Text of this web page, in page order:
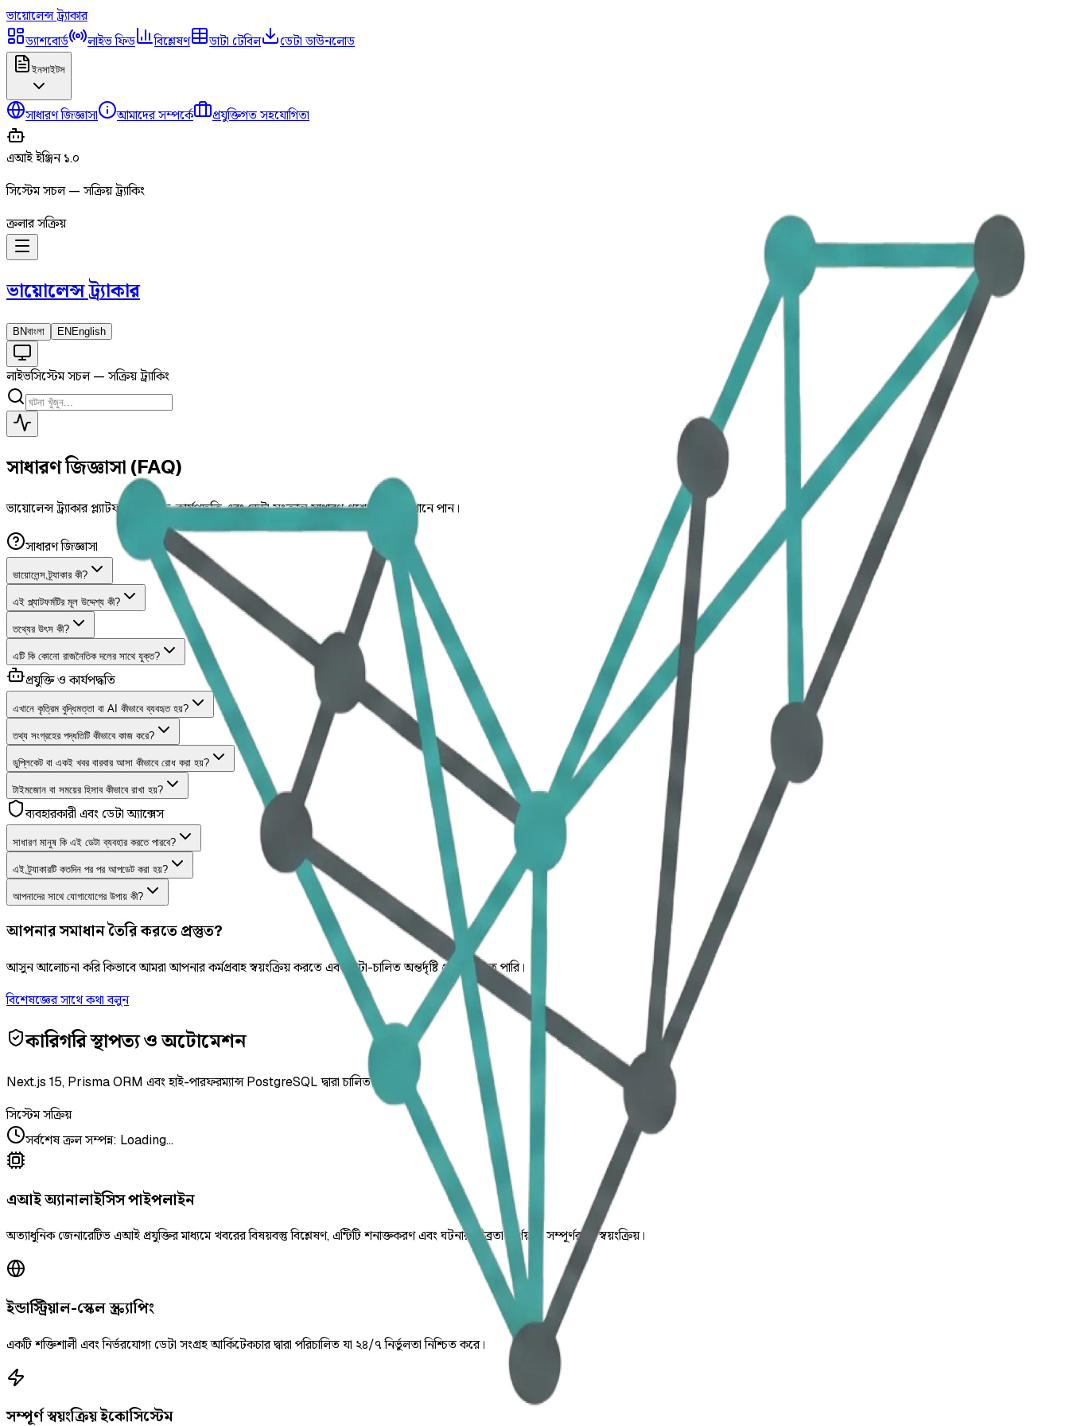
ভায়োলেন্সট্র্যাকার
ড্যাশবোর্ড
লাইভ ফিড বিশ্লেষণ ডাটা টেবিল ডেটা ডাউনলোড
ইনসাইটস
সাধারণ জিজ্ঞাসা আমাদের সম্পর্কে প্রযুক্তিগত সহযোগিতা
এআই ইঞ্জিন ১.০
সিস্টেম সচল — সক্রিয় ট্র্যাকিং
ক্রলার সক্রিয়
ভায়োলেন্সট্র্যাকার
BNবাংলা EN English
লাইভসিস্টেম সচল — সক্রিয় ট্র্যাকিং
সাধারণ জিজ্ঞাসা (FAQ)
ভায়োলেন্স ট্র্যাকার প্ল্যাটফর্মের প্রযুক্তি, কার্যপদ্ধতি এবং ডেটা সংক্রান্ত সাধারণ প্রশ্নের উত্তর এখানে পান।
সাধারণ জিজ্ঞাসা
ভায়োলেন্স ট্র্যাকার কী?
এই প্ল্যাটফর্মটির মূল উদ্দেশ্য কী?
তথ্যের উৎস কী?
এটি কি কোনো রাজনৈতিক দলের সাথে যুক্ত?
প্রযুক্তি ও কার্যপদ্ধতি
এখানে কৃত্রিম বুদ্ধিমত্তা বা AI কীভাবে ব্যবহৃত হয়?
তথ্য সংগ্রহের পদ্ধতিটি কীভাবে কাজ করে?
ডুপ্লিকেট বা একই খবর বারবার আসা কীভাবে রোধ করা হয়?
টাইমজোন বা সময়ের হিসাব কীভাবে রাখা হয়?
ব্যবহারকারী এবং ডেটা অ্যাক্সেস
সাধারণ মানুষ কি এই ডেটা ব্যবহার করতে পারবে?
এই ট্র্যাকারটি কতদিন পর পর আপডেট করা হয়?
আপনাদের সাথে যোগাযোগের উপায় কী?
আপনার সমাধান তৈরি করতে প্রস্তুত?
আসুন আলোচনা করি কিভাবে আমরা আপনার কর্মপ্রবাহ স্বয়ংক্রিয় করতে এবং ডাটা-চালিত অন্তর্দৃষ্টি প্রদান করতে পারি।
বিশেষজ্ঞের সাথে কথা বলুন
কারিগরি স্থাপত্য ও অটোমেশন
Next.js 15, Prisma ORM এবং হাই-পারফরম্যান্স PostgreSQL দ্বারা চালিত।
সিস্টেম সক্রিয়
সর্বশেষ ক্রল সম্পন্ন: Loading...
এআই অ্যানালাইসিস পাইপলাইন
অত্যাধুনিক জেনারেটিভ এআই প্রযুক্তির মাধ্যমে খবরের বিষয়বস্তু বিশ্লেষণ, এন্টিটি শনাক্তকরণ এবং ঘটনার তীব্রতা নির্ণয় যা সম্পূর্ণরূপে স্বয়ংক্রিয়।
ইন্ডাস্ট্রিয়াল-স্কেল স্ক্র্যাপিং
একটি শক্তিশালী এবং নির্ভরযোগ্য ডেটা সংগ্রহ আর্কিটেকচার দ্বারা পরিচালিত যা ২৪/৭ নির্ভুলতা নিশ্চিত করে।
সম্পূর্ণ স্বয়ংক্রিয় ইকোসিস্টেম